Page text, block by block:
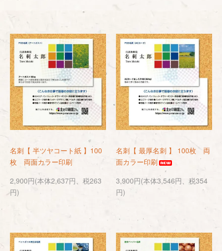
名刺【 半ツヤコート紙 】100
枚 両面カラー印刷
2,900円(本体2,637円、税263
円)
名刺【 最厚名刺 】 100枚 両
面カラー印刷
3,900円(本体3,546円、税354
円)